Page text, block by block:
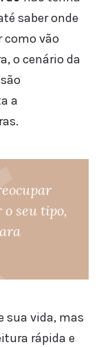
saber onde
como vão
o cenário da
a
seu tipo,
sua vida, mas
rápida e